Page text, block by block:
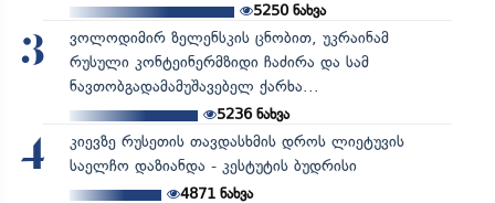
5250ნახვა
3
ვოლოდიმირ ზელენსკის ცნობით, უკრაინამ
რუსული კონტეინერმზიდი ჩაძირა და სამ
ნავთობგადამამუშავებელ ქარხა...
5236ნახვა
4
კიევზე რუსეთის თავდასხმის დროს ლიეტუვის
საელჩო დაზიანდა - კესტუტის ბუდრისი
4871ნახვა